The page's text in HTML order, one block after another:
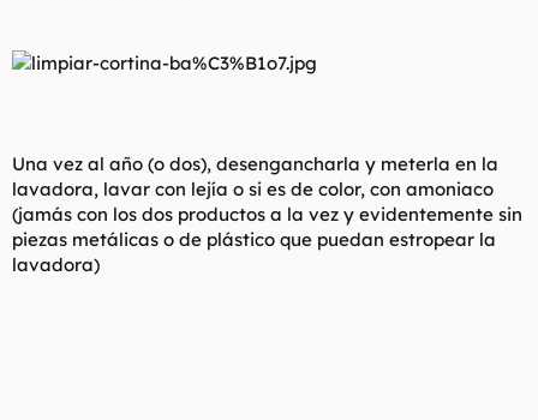
Una vez al año (o dos), desengancharla y meterla en la
lavadora, lavar con lejía o si es de color, con amoniaco
(jamás con los dos productos a la vez y evidentemente sin
piezas metálicas o de plástico que puedan estropear la
lavadora)